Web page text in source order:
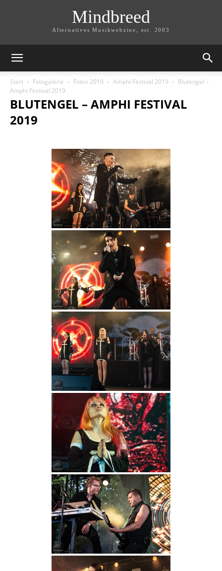
Mindbreed
Alternatives Musikwebzine, est. 2003
Start Fotogalerie Fotos 2019 Amphi Festival 2019
Blutengel –
Amphi Festival 2019
BLUTENGEL – AMPHI FESTIVAL
2019